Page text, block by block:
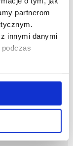
partnerom
innymi danymi